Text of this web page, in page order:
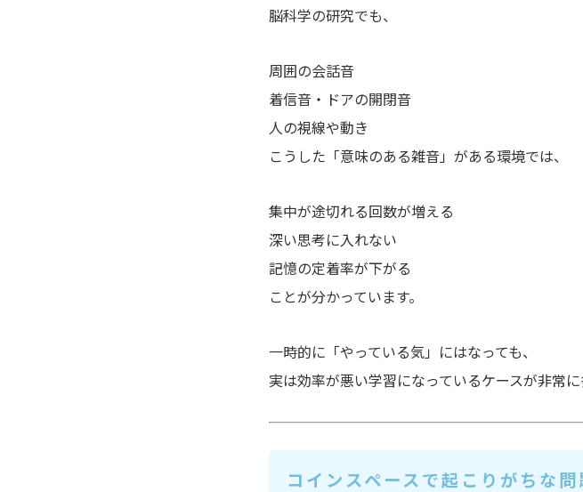
脳科学の研究でも、
周囲の会話音
着信音・ドアの開閉音
人の視線や動き
こうした「意味のある雑音」がある環境では、
集中が途切れる回数が増える
深い思考に入れない
記憶の定着率が下がる
ことが分かっています。
一時的に「やっている気」にはなっても、
実は効率が悪い学習になっているケースが非常に
コインスペースで起こりがちな問